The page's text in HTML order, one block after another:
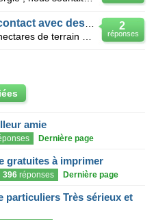
2
réponses
amie
Dernière page
gratuites à imprimer
396 réponses Dernière page
particuliers Très sérieux et